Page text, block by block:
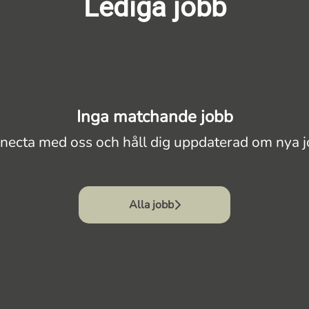
Lediga jobb
Inga matchande jobb
med oss och håll dig uppdaterad om nya
Alla jobb